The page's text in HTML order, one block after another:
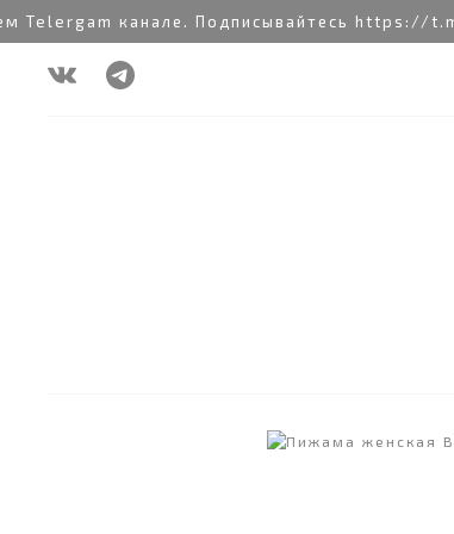
канале. Подписывайтесь https://